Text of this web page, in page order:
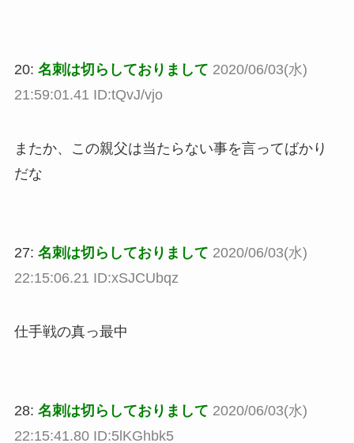
20: 名刺は切らしておりまして 2020/06/03(水)
21:59:01.41 ID:tQvJ/vjo
またか、この親父は当たらない事を言ってばかり
だな
27: 名刺は切らしておりまして 2020/06/03(水)
22:15:06.21 ID:xSJCUbqz
仕手戦の真っ最中
28: 名刺は切らしておりまして 2020/06/03(水)
22:15:41.80 ID:5lKGhbk5